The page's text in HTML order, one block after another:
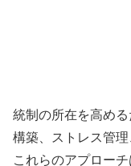
統制の所在を高め
構築、ストレス管理
これらのアプロー